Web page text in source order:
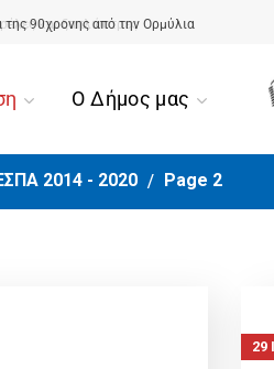
της 90χρονης από την Ορμύλια
Ο Δήμος μας
2014 - 2020 Page 2
29